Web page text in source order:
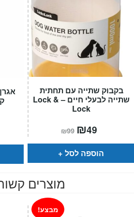
בקבוק שתייה עם תחתית
שתייה לבעלי חיים – Lock &
Lock
₪99 המחיר
המקורי
היה:
₪99.
₪49
הוא:
הוספה לסל
מוצרים
מבצע!